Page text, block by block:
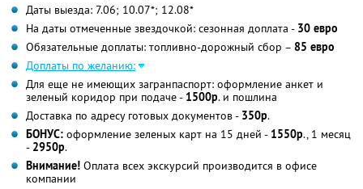
Даты выезда: 7.06; 10.07*; 12.08*
На даты отмеченные звездочкой: сезонная доплата - 30 евро
Обязательные доплаты: топливно-дорожный сбор – 85 евро
Доплаты по желанию:
Для еще не имеющих загранпаспорт: оформление анкет и
зеленый коридор при подаче - 1500р. и пошлина
Доставка по адресу готовых документов - 350р.
БОНУС: оформление зеленых карт на 15 дней - 1550р., 1 месяц
- 2950р.
Внимание! Оплата всех экскурсий производится в офисе
компании